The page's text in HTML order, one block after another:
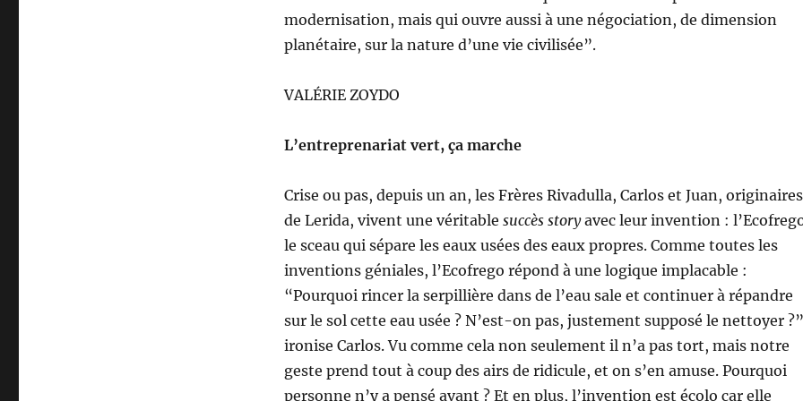
modernisation, mais qui ouvre aussi à une négociation, de dimension
planétaire, sur la nature d’une vie civilisée”.
VALÉRIE ZOYDO
L’entreprenariat vert, ça marche
Crise ou pas, depuis un an, les Frères Rivadulla, Carlos et Juan, originaires
de Lerida, vivent une véritable succès storyavec leur invention :
le sceau qui sépare les eaux usées des eaux propres. Comme toutes les
inven­tions géniales, l’Ecofrego répond à une logique implacable :
“Pourquoi rincer la serpillière dans de l’eau sale et conti­nuer à répandre
sur le sol cette eau usée ? N’est-on pas, justement supposé le nettoyer
ironise Carlos. Vu comme cela non seulement il n’a pas tort, mais notre
geste prend tout à coup des airs de ridicule, et on s’en amuse. Pourquoi
per­sonne n’y a pensé avant ? Et en plus, l’invention est écolo car elle